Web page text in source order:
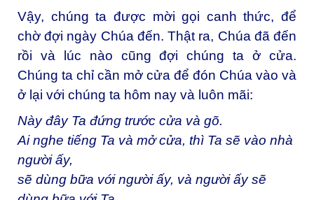
Vậy, chúng ta được mời gọi canh thức, để
chờ đợi ngày Chúa đến. Thật ra, Chúa đã đến
rồi và lúc nào cũng đợi chúng ta ở cửa.
Chúng ta chỉ cần mở cửa để đón Chúa vào và
ở lại với chúng ta hôm nay và luôn mãi:
Này đây Ta đứng trước cửa và gõ.
Ai nghe tiếng Ta và mở cửa, thì Ta sẽ vào nhà
người ấy,
sẽ dùng bữa với người ấy, và người ấy sẽ